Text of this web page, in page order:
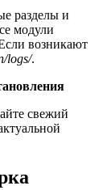
разделы и
модули
возникают
logs/.
свежий